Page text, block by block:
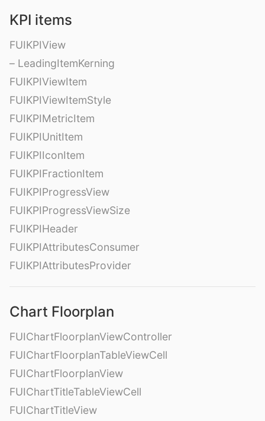
KPI items
FUIKPIView
– LeadingItemKerning
FUIKPIViewItem
FUIKPIViewItemStyle
FUIKPIMetricItem
FUIKPIUnitItem
FUIKPIIconItem
FUIKPIFractionItem
FUIKPIProgressView
FUIKPIProgressViewSize
FUIKPIHeader
FUIKPIAttributesConsumer
FUIKPIAttributesProvider
Chart Floorplan
FUIChartFloorplanViewController
FUIChartFloorplanTableViewCell
FUIChartFloorplanView
FUIChartTitleTableViewCell
FUIChartTitleView